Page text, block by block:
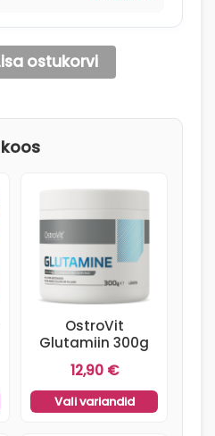
ostukorvi
OstroVit
Glutamiin 300g
12,90 €
Vali variandid